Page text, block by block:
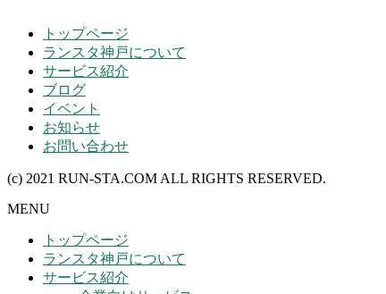
トップページ
ランスタ神戸について
サービス紹介
ブログ
イベント
お知らせ
お問い合わせ
(c) 2021 RUN-STA.COM ALL RIGHTS RESERVED.
MENU
トップページ
ランスタ神戸について
サービス紹介